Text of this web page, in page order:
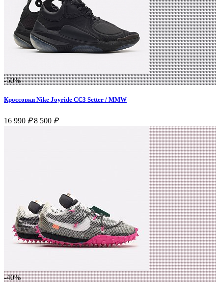
-50%
Кроссовки Nike Joyride CC3 Setter / MMW
16 990 ₽ 8 500 ₽
-40%